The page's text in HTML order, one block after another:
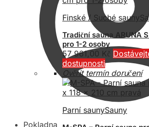
Pokladna
Finské / Suché sauny
Tradiční sauna ARUNA
pro 1-2 osoby
57 961,00 Kč
dostupnosti
Ověřit termín doručení
Parní saunySauny